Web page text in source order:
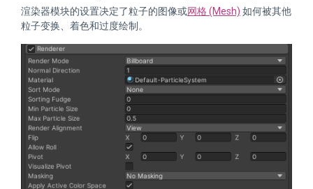
渲染器模块的设置决定了粒子的图像或网格 (Mesh) 如何被其他
粒子变换、着色和过度绘制。